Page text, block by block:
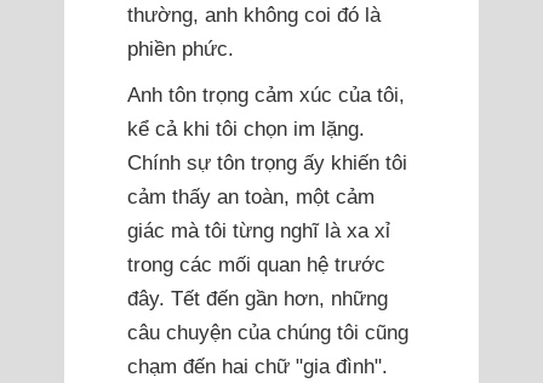
thường, anh không coi đó là
phiền phức.
Anh tôn trọng cảm xúc của tôi,
kể cả khi tôi chọn im lặng.
Chính sự tôn trọng ấy khiến tôi
cảm thấy an toàn, một cảm
giác mà tôi từng nghĩ là xa xỉ
trong các mối quan hệ trước
đây. Tết đến gần hơn, những
câu chuyện của chúng tôi cũng
chạm đến hai chữ "gia đình".